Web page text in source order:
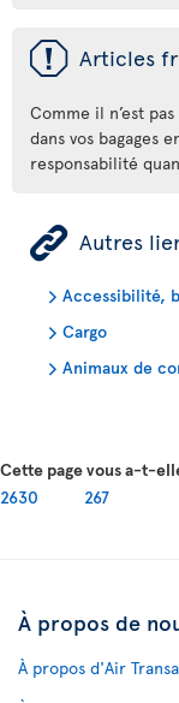
ü Articles
Comme il n’est
dans vos bagages
responsabilité
ÿ Autres
Accessibilité,
Cargo
Animaux de
Cette page vous a-t-
2630
267
À propos de
À propos d'Air